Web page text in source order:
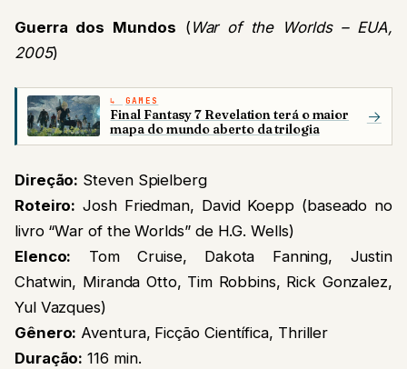
Guerra dos Mundos ( War of the Worlds – EUA,
2005)
GAMES
Final Fantasy 7 Revelation terá o maior
mapa do mundo aberto da trilogia
→
Direção: Steven Spielberg
Roteiro: Josh Friedman, David Koepp (baseado no
livro “War of the Worlds” de H.G. Wells)
Elenco: Tom Cruise, Dakota Fanning, Justin
Chatwin, Miranda Otto, Tim Robbins, Rick Gonzalez,
Yul Vazques)
Gênero: Aventura, Ficção Científica, Thriller
Duração: 116 min.